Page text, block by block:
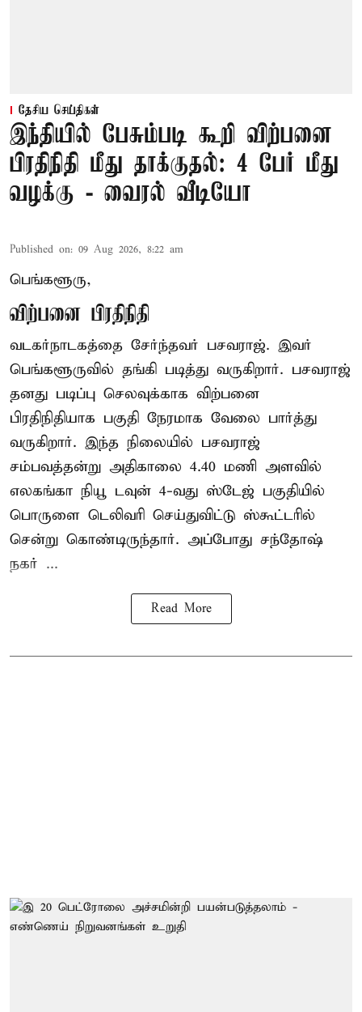
தேசிய செய்திகள்
இந்தியில் பேசும்படி கூறி விற்பனை
பிரதிநிதி மீது தாக்குதல்: 4 பேர் மீது
வழக்கு - வைரல் வீடியோ
Published on: 09 Aug 2026, 8:22 am
பெங்களூரு,
விற்பனை பிரதிநிதி
வடகர்நாடகத்தை சேர்ந்தவர் பசவராஜ். இவர்
பெங்களூருவில் தங்கி படித்து வருகிறார். பசவராஜ்
தனது படிப்பு செலவுக்காக விற்பனை
பிரதிநிதியாக பகுதி நேரமாக வேலை பார்த்து
வருகிறார். இந்த நிலையில் பசவராஜ்
சம்பவத்தன்று அதிகாலை 4.40 மணி அளவில்
எலகங்கா நியூ டவுன் 4-வது ஸ்டேஜ் பகுதியில்
பொருளை டெலிவரி செய்துவிட்டு ஸ்கூட்டரில்
சென்று கொண்டிருந்தார். அப்போது சந்தோஷ்
நகர் ...
Read More